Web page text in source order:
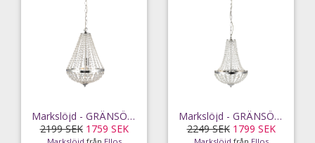
Markslöjd - GRÄNSÖ Krona 1L Krom/MC - Krom
2199 SEK 1759 SEK
Markslöjd - GRÄNSÖ kristallkrona - Krom
2249 SEK 1799 SEK